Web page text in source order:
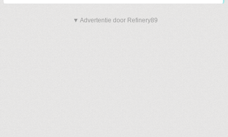
▼ Advertentie door Refinery89